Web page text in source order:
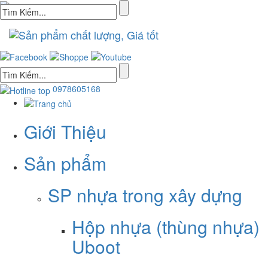
0978605168
Giới Thiệu
Sản phẩm
SP nhựa trong xây dựng
Hộp nhựa (thùng nhựa)
Uboot